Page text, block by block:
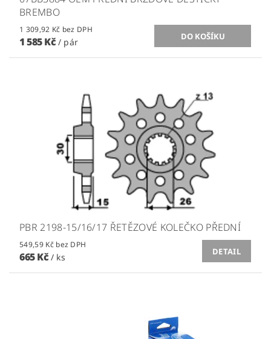
BREMBO
1 309,92 Kč bez DPH
1 585 Kč / pár
PBR 2198-15/16/17 ŘETĚZOVÉ KOLEČKO PŘEDNÍ
549,59 Kč bez DPH
665 Kč / ks
DETAIL